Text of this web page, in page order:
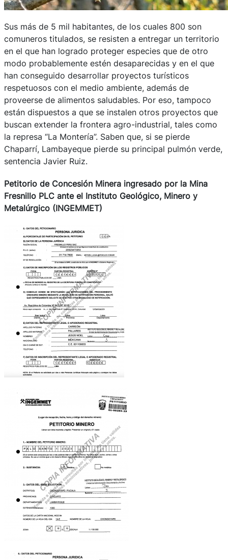
Sus más de 5 mil habitantes, de los cuales 800 son
comuneros titulados, se resisten a entregar un territorio
en el que han logrado proteger especies que de otro
modo probablemente estén desaparecidas y en el que
han conseguido desarrollar proyectos turísticos
respetuosos con el medio ambiente, además de
proveerse de alimentos saludables. Por eso, tampoco
están dispuestos a que se instalen otros proyectos que
buscan extender la frontera agro-industrial, tales como
la represa “La Montería”. Saben que, si se pierde
Chaparrí, Lambayeque pierde su principal pulmón verde,
sentencia Javier Ruiz.
Petitorio de Concesión Minera ingresado por la Mina
Fresnillo PLC ante el Instituto Geológico, Minero y
Metalúrgico (INGEMMET)